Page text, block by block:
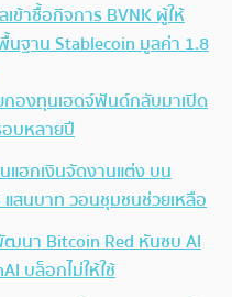
ข้าซื้อกิจการ BVNK ผู้ให้
นฐาน Stablecoin มูลค่า 1.8
กองทุนเฮดจ์ฟันด์กลับมาเปิด
อบหลายปี
แฮกเงินจัดงานแต่ง บน
สนบาท วอนชุมชนช่วยเหลือ
นา Bitcoin Red หันซบ AI
บล็อกไม่ให้ใช้